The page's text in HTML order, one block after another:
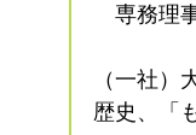
専務理
（一社
歴史、「